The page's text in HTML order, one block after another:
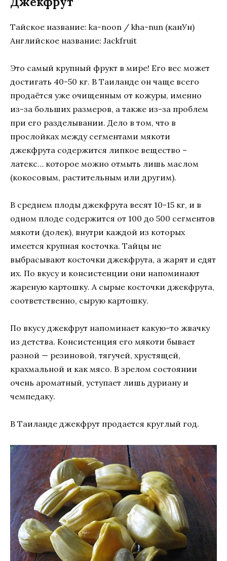
Тайское название: ka-noon / kha-nun (канУн)
Английское название: Jackfruit
Это самый крупный фрукт в мире! Его вес может
достигать 40-50 кг. В Таиланде он чаще всего
продаётся уже очищенным от кожуры, именно
из-за больших размеров, а также из-за проблем
при его разделывании. Дело в том, что в
прослойках между сегментами мякоти
джекфрута содержится липкое вещество –
латекс… которое можно отмыть лишь маслом
(кокосовым, растительным или другим).
В среднем плоды джекфрута весят 10-15 кг, и в
одном плоде содержится от 100 до 500 сегментов
мякоти (долек), внутри каждой из которых
имеется крупная косточка. Тайцы не
выбрасывают косточки джекфрута, а жарят и едят
их. По вкусу и консистенции они напоминают
жареную картошку. А сырые косточки джекфрута,
соответственно, сырую картошку.
По вкусу джекфрут напоминает какую-то жвачку
из детства. Консистенция его мякоти бывает
разной — резиновой, тягучей, хрустящей,
крахмальной и как мясо. В зрелом состоянии
очень ароматный, уступает лишь дуриану и
чемпедаку.
В Таиланде джекфрут продается круглый год.